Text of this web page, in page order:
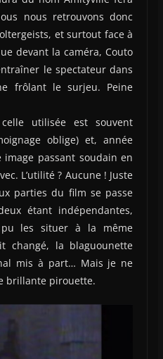
nous retrouvons donc
et surtout face à
devant la caméra, Couto
le spectateur dans
frôlant le surjeu. Peine
utilisée est souvent
oblige) et, année
passant soudain en
L’utilité ? Aucune ! Juste
parties du film se passe
étant indépendantes,
les situer à la même
changé, la blaguounette
mis à part… Mais je ne
brillante pirouette.